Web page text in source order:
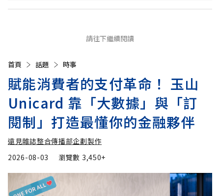
請往下繼續閱讀
首頁 話題 時事
賦能消費者的支付革命！ 玉山
Unicard 靠「大數據」與「訂
閱制」打造最懂你的金融夥伴
遠見雜誌整合傳播部企劃製作
2026-08-03
瀏覽數 3,450+